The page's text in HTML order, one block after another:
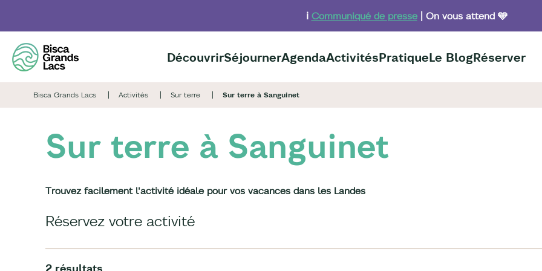
contenu
principal
ℹ️ Communiqué de presse| On vous attend 🩵
DécouvrirSéjournerAgendaActivitésPratiqueLe BlogRéserver
Bisca Grands Lacs Activités Sur terre Sur terre à Sanguinet
Sur terre à Sanguinet
Trouvez facilement l'activité idéale pour vos vacances dans les Landes
Réservez votre activité